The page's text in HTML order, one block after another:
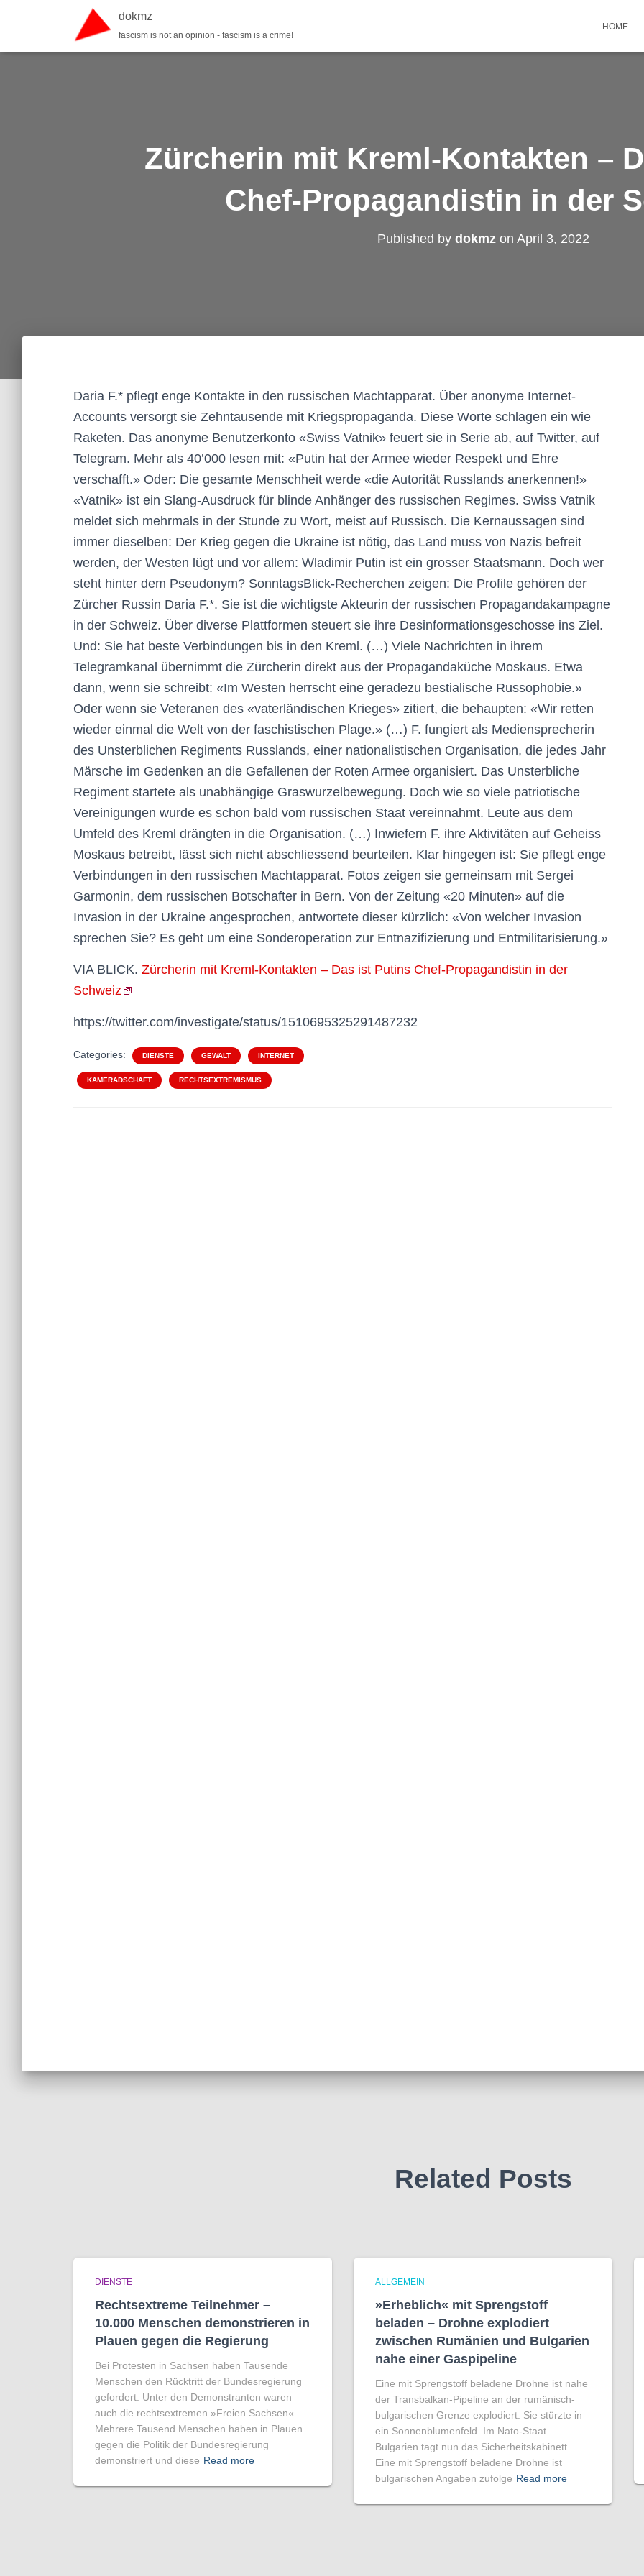
dokmz
fascism is not an opinion - fascism is a crime!
HOME
Zürcherin mit Kreml-Kontakten –
Chef-Propagandistin in der
Published by dokmzon April 3, 2022
Daria F.* pflegt enge Kontakte in den russischen Machtapparat. Über anonyme Internet-
Accounts versorgt sie Zehntausende mit Kriegspropaganda. Diese Worte schlagen ein wie
Raketen. Das anonyme Benutzerkonto «Swiss Vatnik» feuert sie in Serie ab, auf Twitter, auf
Telegram. Mehr als 40’000 lesen mit: «Putin hat der Armee wieder Respekt und Ehre
verschafft.» Oder: Die gesamte Menschheit werde «die Autorität Russlands anerkennen!»
«Vatnik» ist ein Slang-Ausdruck für blinde Anhänger des russischen Regimes. Swiss Vatnik
meldet sich mehrmals in der Stunde zu Wort, meist auf Russisch. Die Kernaussagen sind
immer dieselben: Der Krieg gegen die Ukraine ist nötig, das Land muss von Nazis befreit
werden, der Westen lügt und vor allem: Wladimir Putin ist ein grosser Staatsmann. Doch wer
steht hinter dem Pseudonym? SonntagsBlick-Recherchen zeigen: Die Profile gehören der
Zürcher Russin Daria F.*. Sie ist die wichtigste Akteurin der russischen Propagandakampagne
in der Schweiz. Über diverse Plattformen steuert sie ihre Desinformationsgeschosse ins Ziel.
Und: Sie hat beste Verbindungen bis in den Kreml. (…) Viele Nachrichten in ihrem
Telegramkanal übernimmt die Zürcherin direkt aus der Propagandaküche Moskaus. Etwa
dann, wenn sie schreibt: «Im Westen herrscht eine geradezu bestialische Russophobie.»
Oder wenn sie Veteranen des «vaterländischen Krieges» zitiert, die behaupten: «Wir retten
wieder einmal die Welt von der faschistischen Plage.» (…) F. fungiert als Mediensprecherin
des Unsterblichen Regiments Russlands, einer nationalistischen Organisation, die jedes Jahr
Märsche im Gedenken an die Gefallenen der Roten Armee organisiert. Das Unsterbliche
Regiment startete als unabhängige Graswurzelbewegung. Doch wie so viele patriotische
Vereinigungen wurde es schon bald vom russischen Staat vereinnahmt. Leute aus dem
Umfeld des Kreml drängten in die Organisation. (…) Inwiefern F. ihre Aktivitäten auf Geheiss
Moskaus betreibt, lässt sich nicht abschliessend beurteilen. Klar hingegen ist: Sie pflegt enge
Verbindungen in den russischen Machtapparat. Fotos zeigen sie gemeinsam mit Sergei
Garmonin, dem russischen Botschafter in Bern. Von der Zeitung «20 Minuten» auf die
Invasion in der Ukraine angesprochen, antwortete dieser kürzlich: «Von welcher Invasion
sprechen Sie? Es geht um eine Sonderoperation zur Entnazifizierung und Entmilitarisierung.»
VIA BLICK. Zürcherin mit Kreml-Kontakten – Das ist Putins Chef-Propagandistin in der
Schweiz
https://twitter.com/investigate/status/1510695325291487232
Categories: DIENSTE GEWALT INTERNET
KAMERADSCHAFT RECHTSEXTREMISMUS
Related Posts
DIENSTE
Rechtsextreme Teilnehmer –
10.000 Menschen demonstrieren in
Plauen gegen die Regierung
Bei Protesten in Sachsen haben Tausende
Menschen den Rücktritt der Bundesregierung
gefordert. Unter den Demonstranten waren
auch die rechtsextremen »Freien Sachsen«.
Mehrere Tausend Menschen haben in Plauen
gegen die Politik der Bundesregierung
demonstriert und diese Read more
ALLGEMEIN
»Erheblich« mit Sprengstoff
beladen – Drohne explodiert
zwischen Rumänien und Bulgarien
nahe einer Gaspipeline
Eine mit Sprengstoff beladene Drohne ist nahe
der Transbalkan-Pipeline an der rumänisch-
bulgarischen Grenze explodiert. Sie stürzte in
ein Sonnenblumenfeld. Im Nato-Staat
Bulgarien tagt nun das Sicherheitskabinett.
Eine mit Sprengstoff beladene Drohne ist
bulgarischen Angaben zufolge Read more